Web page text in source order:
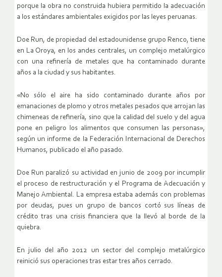
porque la obra no construida hubiera permitido la adecuación
a los estándares ambientales exigidos por las leyes peruanas.
Doe Run, de propiedad del estadounidense grupo Renco, tiene
en La Oroya, en los andes centrales, un complejo metalúrgico
con una refinería de metales que ha contaminado durante
años a la ciudad y sus habitantes.
«No sólo el aire ha sido contaminado durante años por
emanaciones de plomo y otros metales pesados que arrojan las
chimeneas de refinería, sino que la calidad del suelo y del agua
pone en peligro los alimentos que consumen las personas»,
según un informe de la Federación Internacional de Derechos
Humanos, publicado el año pasado.
Doe Run paralizó su actividad en junio de 2009 por incumplir
el proceso de restructuración y el Programa de Adecuación y
Manejo Ambiental. La empresa estaba además con problemas
por deudas, pues un grupo de bancos cortó sus líneas de
crédito tras una crisis financiera que la llevó al borde de la
quiebra.
En julio del año 2012 un sector del complejo metalúrgico
reinició sus operaciones tras estar tres años cerrado.